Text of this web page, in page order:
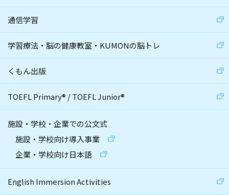
通信学習
学習療法・脳の健康教室・KUMONの脳トレ
くもん出版
TOEFL Primary® /TOEFL Junior®
施設・学校・企業での公文式
施設・学校向け導入事業
企業・学校向け日本語
English Immersion Activities